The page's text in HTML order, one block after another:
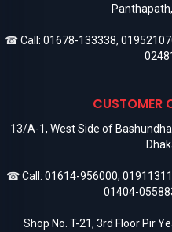
☎ Call: 01678-133338,
CUSTOMER
13/A-1, West Side of
☎ Call: 01614-956000,
01404-
Shop No. T-21, 3rd Floor Pir